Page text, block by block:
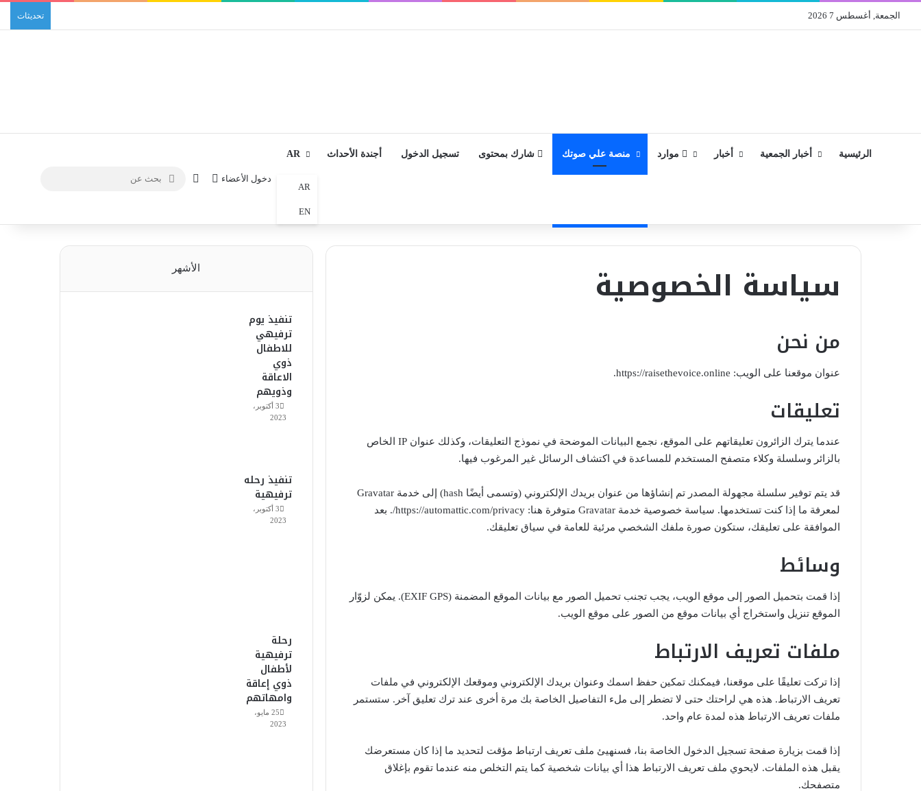
الجمعة, أغسطس 7 2026 تحديثات
الرئيسية أخبار الجمعية أخبار موارد منصة علي صوتك شارك بمحتوى تسجيل الدخول أجندة الأحداث AR
AR
EN
دخول الأعضاء الوضع المظلم
بحث
سياسة الخصوصية
من نحن
عنوان موقعنا على الويب: https://raisethevoice.online.
تعليقات
عندما يترك الزائرون تعليقاتهم على الموقع، نجمع البيانات الموضحة في نموذج التعليقات، وكذلك عنوان IP الخاص
بالزائر وسلسلة وكلاء متصفح المستخدم للمساعدة في اكتشاف الرسائل غير المرغوب فيها.
قد يتم توفير سلسلة مجهولة المصدر تم إنشاؤها من عنوان بريدك الإلكتروني (وتسمى أيضًا hash) إلى خدمة Gravatar
لمعرفة ما إذا كنت تستخدمها. سياسة خصوصية خدمة Gravatar متوفرة هنا: https://automattic.com/privacy/. بعد
الموافقة على تعليقك، ستكون صورة ملفك الشخصي مرئية للعامة في سياق تعليقك.
وسائط
إذا قمت بتحميل الصور إلى موقع الويب، يجب تجنب تحميل الصور مع بيانات الموقع المضمنة (EXIF GPS). يمكن لزوّار
الموقع تنزيل واستخراج أي بيانات موقع من الصور على موقع الويب.
ملفات تعريف الارتباط
إذا تركت تعليقًا على موقعنا، فيمكنك تمكين حفظ اسمك وعنوان بريدك الإلكتروني وموقعك الإلكتروني في ملفات
تعريف الارتباط. هذه هي لراحتك حتى لا تضطر إلى ملء التفاصيل الخاصة بك مرة أخرى عند ترك تعليق آخر. ستستمر
ملفات تعريف الارتباط هذه لمدة عام واحد.
إذا قمت بزيارة صفحة تسجيل الدخول الخاصة بنا، فسنهيئ ملف تعريف ارتباط مؤقت لتحديد ما إذا كان مستعرضك
يقبل هذه الملفات. لايحوي ملف تعريف الارتباط هذا أي بيانات شخصية كما يتم التخلص منه عندما تقوم بإغلاق
متصفحك.
الأشهر
تنفيذ يوم
ترفيهي
للاطفال
ذوي
الاعاقة
وذويهم
3 أكتوبر،
2023
تنفيذ رحله
ترفيهية
3 أكتوبر،
2023
رحلة
ترفيهية
لأطفال
ذوي إعاقة
وامهاتهم
25 مايو،
2023